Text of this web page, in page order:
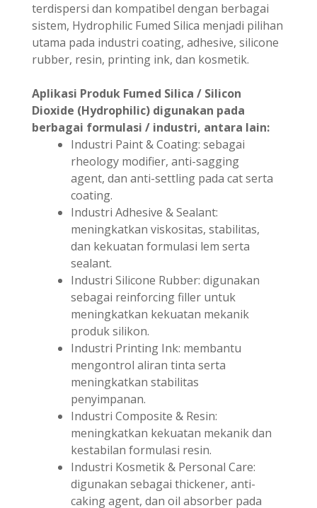
terdispersi dan kompatibel dengan berbagai
sistem, Hydrophilic Fumed Silica menjadi pilihan
utama pada industri coating, adhesive, silicone
rubber, resin, printing ink, dan kosmetik.
Aplikasi Produk Fumed Silica / Silicon
Dioxide (Hydrophilic) digunakan pada
berbagai formulasi / industri, antara lain:
Industri Paint & Coating: sebagai
rheology modifier, anti-sagging
agent, dan anti-settling pada cat serta
coating.
Industri Adhesive & Sealant:
meningkatkan viskositas, stabilitas,
dan kekuatan formulasi lem serta
sealant.
Industri Silicone Rubber: digunakan
sebagai reinforcing filler untuk
meningkatkan kekuatan mekanik
produk silikon.
Industri Printing Ink: membantu
mengontrol aliran tinta serta
meningkatkan stabilitas
penyimpanan.
Industri Composite & Resin:
meningkatkan kekuatan mekanik dan
kestabilan formulasi resin.
Industri Kosmetik & Personal Care:
digunakan sebagai thickener, anti-
caking agent, dan oil absorber pada